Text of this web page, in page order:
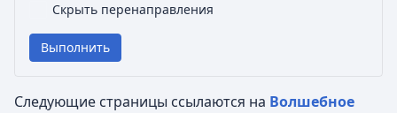
Скрыть перенаправления
Выполнить
Следующие страницы ссылаются на Волшебное